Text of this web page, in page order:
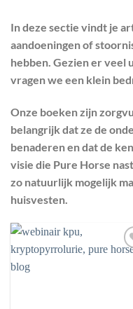
PRODUCT CATEGORIEËN
BESCHIKBAARHEID
MERKEN
PRIJS
FILTER
In deze sectie vindt je
aandoeningen of
hebben. Gezien er veel
vragen we een klein
Onze boeken zijn
belangrijk dat ze de
benaderen en dat de
visie die Pure Horse
zo natuurlijk mogelijk
huisvesten.